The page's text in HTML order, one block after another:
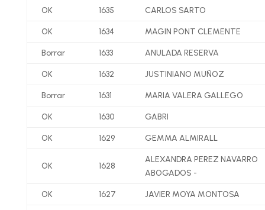
OK 1635 CARLOS SARTO
OK 1634 MAGIN PONT CLEMENTE
Borrar 1633 ANULADA RESERVA
OK 1632 JUSTINIANO MUÑOZ
Borrar 1631 MARIA VALERA GALLEGO
OK 1630 GABRI
OK 1629 GEMMA ALMIRALL
OK 1628
ALEXANDRA PEREZ NAVARRO
ABOGADOS -
OK 1627 JAVIER MOYA MONTOSA